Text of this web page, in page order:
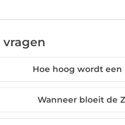
vragen
Hoe hoog wordt een
Wanneer bloeit de